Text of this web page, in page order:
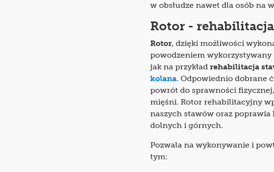
w obsłudze nawet dla osób na
Rotor - rehabilitacja
Rotor, dzięki możliwości
powodzeniem
jak na przykład rehabilitacja
kolana. Odpowiednio dobrane
powrót do sprawności
mięśni. Rotor rehabilitacyjny
naszych stawów oraz
dolnych i górnych.
Pozwala na wykonywanie i
tym: